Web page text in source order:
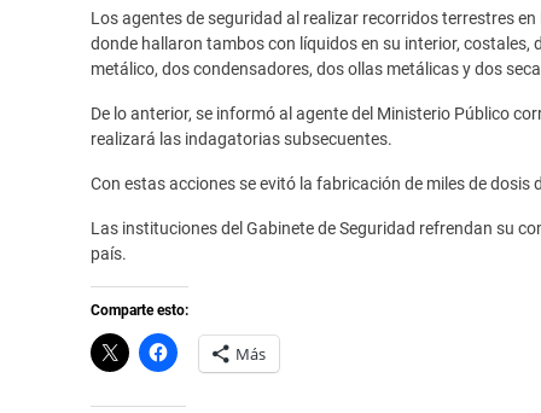
Los agentes de seguridad al realizar recorridos terrestres
donde hallaron tambos con líquidos en su interior,
metálico, dos condensadores, dos ollas metálicas y dos
De lo anterior, se informó al agente del Ministerio Público
realizará las indagatorias subsecuentes.
Con estas acciones se evitó la fabricación de miles de
Las instituciones del Gabinete de Seguridad refrendan su
país.
Comparte esto:
C
l
H
a Más